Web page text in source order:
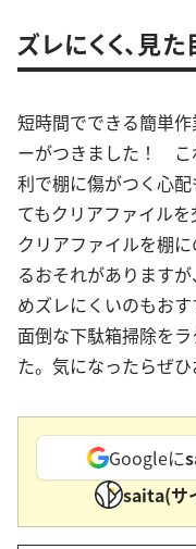
ズレにくく、見た
短時間でできる簡単
ーがつきました！ こ
利で棚に傷がつく心
てもクリアファイルを
クリアファイルを棚
るおそれがあります
めズレにくいのもおす
面倒な下駄箱掃除を
た。気になったらぜ
Googleに
saita(サ